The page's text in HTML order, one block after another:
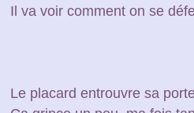
Il va voir comment on se
Le placard entrouvre sa